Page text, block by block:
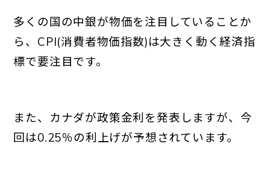
多くの国の中銀が物価を注目していることか
ら、CPI(消費者物価指数)は大きく動く経済指
標で要注目です。
また、カナダが政策金利を発表しますが、今
回は0.25％の利上げが予想されています。